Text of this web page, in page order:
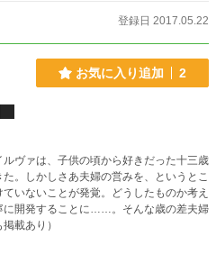
登録日 2017.05.22
お気に入り追加 2
ヴァは、子供の頃から好きだった十三歳
。しかしさあ夫婦の営みを、というとこ
いないことが発覚。どうしたものか考え
に開発することに……。そんな歳の差夫婦
載あり）